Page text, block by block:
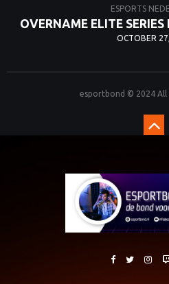
ESPORTS
OVERNAME ELITE SERIES
OCTOBER
esportbond © 2024 All